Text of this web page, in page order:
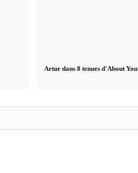
Artur dans 8 tenues d'About You